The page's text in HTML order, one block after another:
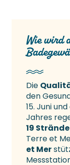
Wie wird
Die
den
15. Juni
Jahres
19 Strände
Terre et
et Mer